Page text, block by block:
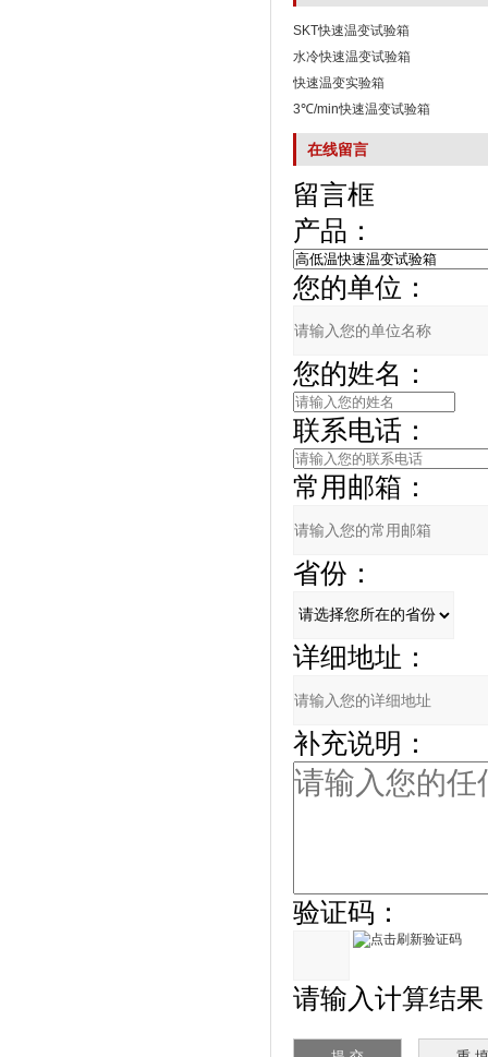
SKT快速温变试验箱
水冷快速温变试验箱
快速温变实验箱
3℃/min快速温变试验箱
在线留言
留言框
产品：
您的单位：
您的姓名：
联系电话：
常用邮箱：
省份：
详细地址：
补充说明：
验证码：
请输入计算结果